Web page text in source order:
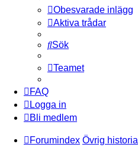
Obesvarade inlägg
Aktiva trådar
Sök
Teamet
FAQ
Logga in
Bli medlem
Forumindex Övrig historia